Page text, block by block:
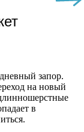
запор.
на новый
в